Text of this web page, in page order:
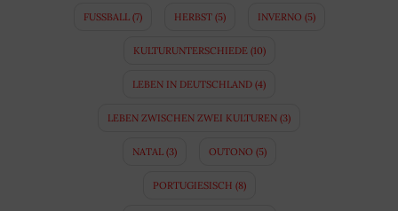
FUSSBALL (7) HERBST(5) INVERNO (5)
KULTURUNTERSCHIEDE(10)
LEBEN IN DEUTSCHLAND (4)
LEBEN ZWISCHEN ZWEI KULTUREN (3)
NATAL(3) OUTONO (5)
PORTUGIESISCH (8)